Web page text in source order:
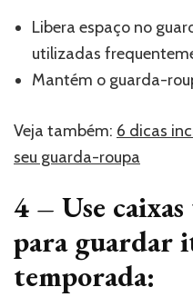
Libera espaço no
utilizadas
Mantém o guarda-
Veja também: 6 dicas
seu guarda-roupa
4 – Use
para guardar
temporada: